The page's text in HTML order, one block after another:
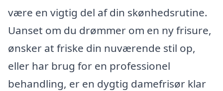
være en vigtig del af din skønhedsrutine.
Uanset om du drømmer om en ny frisure,
ønsker at friske din nuværende stil op,
eller har brug for en professionel
behandling, er en dygtig damefrisør klar